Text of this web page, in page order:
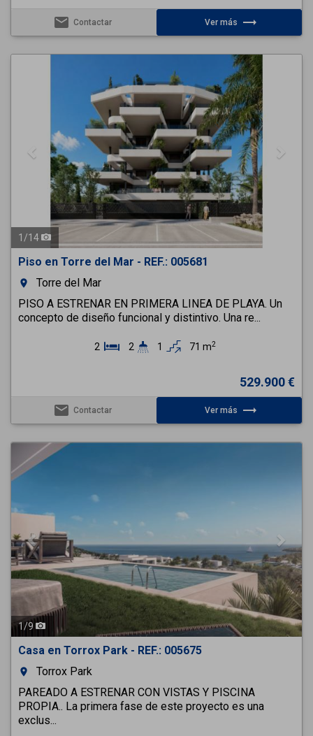
email Contactar Ver más trending_flat
Next
1 /14
Piso en Torre del Mar - REF.: 005681
room
Torre del Mar
PISO A ESTRENAR EN PRIMERA LINEA DE PLAYA. Un
concepto de diseño funcional y distintivo. Una re...
2 2 1 71 m2
529.900 €
email Contactar Ver más trending_flat
Previous Next
1/9
Casa en Torrox Park - REF.: 005675
room
Torrox Park
PAREADO A ESTRENAR CON VISTAS Y PISCINA
PROPIA.. La primera fase de este proyecto es una
exclus...